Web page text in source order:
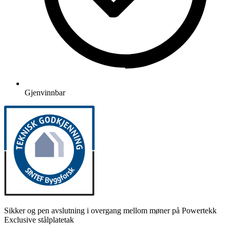
Gjenvinnbar
Sikker og pen avslutning i overgang mellom møner på Powertekk
Exclusive stålplatetak